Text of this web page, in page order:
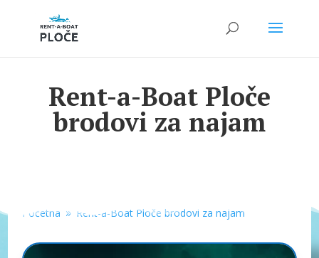
Rent-a-Boat Ploče
brodovi za najam
Početna 9 Rent-a-Boat Ploče brodovi za najam